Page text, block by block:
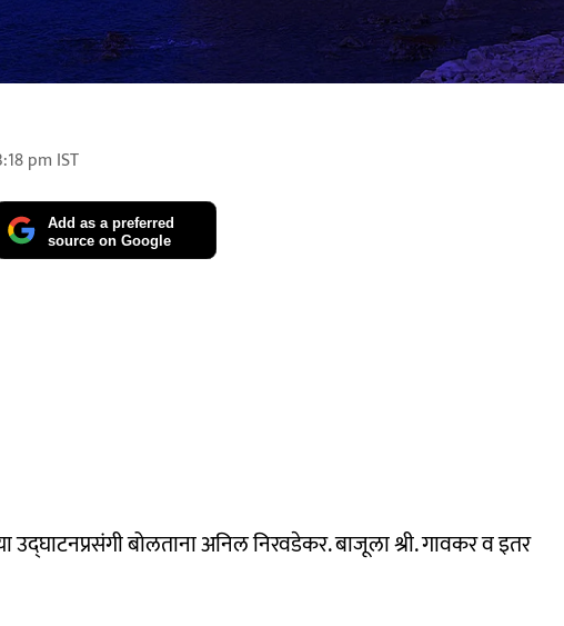
pm IST
Add as a preferred
source on Google
उद्घाटनप्रसंगी बोलताना अनिल निरवडेकर. बाजूला श्री. गावकर व इतर